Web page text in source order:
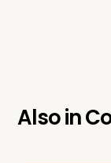
Also in